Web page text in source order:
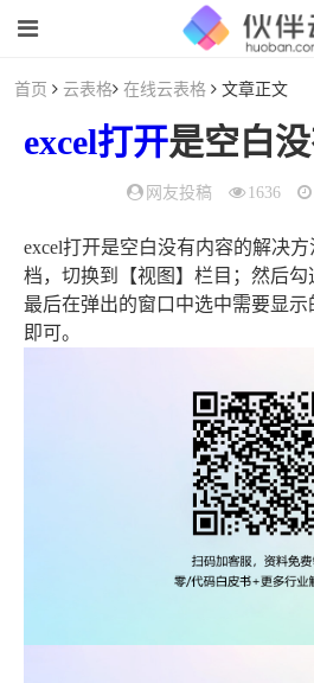
首页 云表格 在线云表格 文章正文
excel打开是空白没有内
网友投稿 1636
excel打开是空白没有内容的解决
档，切换到【视图】栏目；然后勾
最后在弹出的窗口中选中需要显示
即可。